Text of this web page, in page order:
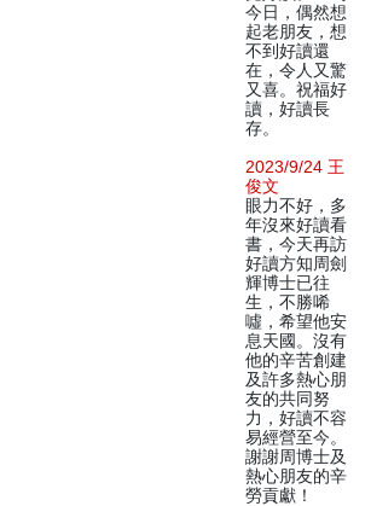
今日，偶然想
起老朋友，想
不到好讀還
在，令人又驚
又喜。祝福好
讀，好讀長
存。
2023/9/24 王
俊文
眼力不好，多
年沒來好讀看
書，今天再訪
好讀方知周劍
輝博士已往
生，不勝唏
噓，希望他安
息天國。沒有
他的辛苦創建
及許多熱心朋
友的共同努
力，好讀不容
易經營至今。
謝謝周博士及
熱心朋友的辛
勞貢獻！